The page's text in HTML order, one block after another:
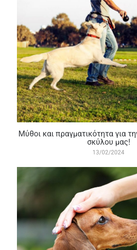
Μύθοι και πραγματικότητα για
σκύλου μας!
13/02/2024